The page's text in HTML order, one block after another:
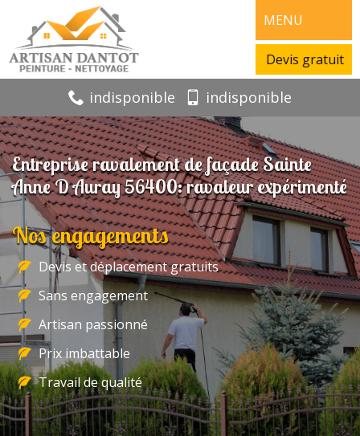
MENU
Devis gratuit
indisponible indisponible
Entreprise ravalement de façade Sainte
Anne D Auray 56400: ravaleur expérimenté
Nos engagements
Devis et déplacement gratuits
Sans engagement
Artisan passionné
Prix imbattable
Travail de qualité